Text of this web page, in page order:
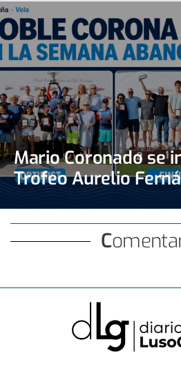
Mario Coronado se
Trofeo Aurelio